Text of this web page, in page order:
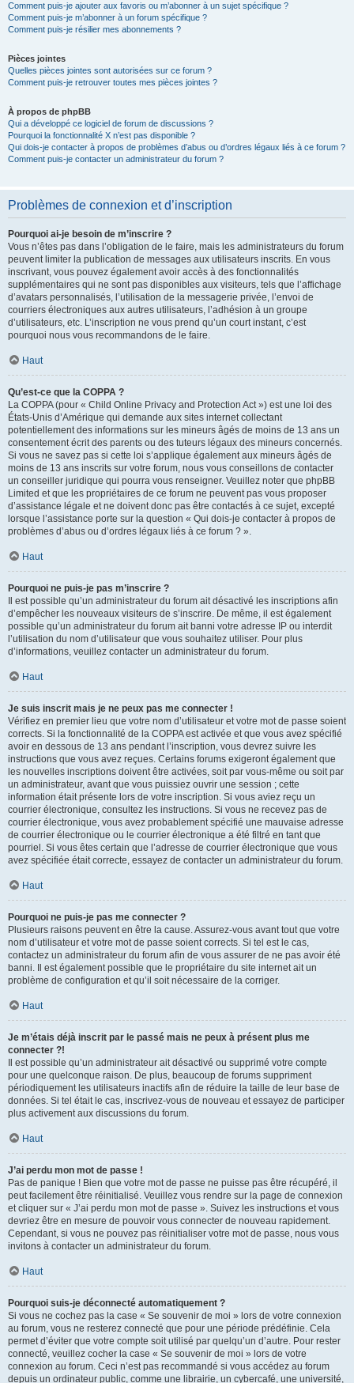
Comment puis-je ajouter aux favoris ou m’abonner à un sujet spécifique ?
Comment puis-je m’abonner à un forum spécifique ?
Comment puis-je résilier mes abonnements ?
Pièces jointes
Quelles pièces jointes sont autorisées sur ce forum ?
Comment puis-je retrouver toutes mes pièces jointes ?
À propos de phpBB
Qui a développé ce logiciel de forum de discussions ?
Pourquoi la fonctionnalité X n’est pas disponible ?
Qui dois-je contacter à propos de problèmes d’abus ou d’ordres légaux liés à ce forum ?
Comment puis-je contacter un administrateur du forum ?
Problèmes de connexion et d’inscription
Pourquoi ai-je besoin de m’inscrire ?
Vous n’êtes pas dans l’obligation de le faire, mais les administrateurs du forum
peuvent limiter la publication de messages aux utilisateurs inscrits. En vous
inscrivant, vous pouvez également avoir accès à des fonctionnalités
supplémentaires qui ne sont pas disponibles aux visiteurs, tels que l’affichage
d’avatars personnalisés, l’utilisation de la messagerie privée, l’envoi de
courriers électroniques aux autres utilisateurs, l’adhésion à un groupe
d’utilisateurs, etc. L’inscription ne vous prend qu’un court instant, c’est
pourquoi nous vous recommandons de le faire.
Haut
Qu’est-ce que la COPPA ?
La COPPA (pour « Child Online Privacy and Protection Act ») est une loi des
États-Unis d’Amérique qui demande aux sites internet collectant
potentiellement des informations sur les mineurs âgés de moins de 13 ans un
consentement écrit des parents ou des tuteurs légaux des mineurs concernés.
Si vous ne savez pas si cette loi s’applique également aux mineurs âgés de
moins de 13 ans inscrits sur votre forum, nous vous conseillons de contacter
un conseiller juridique qui pourra vous renseigner. Veuillez noter que phpBB
Limited et que les propriétaires de ce forum ne peuvent pas vous proposer
d’assistance légale et ne doivent donc pas être contactés à ce sujet, excepté
lorsque l’assistance porte sur la question « Qui dois-je contacter à propos de
problèmes d’abus ou d’ordres légaux liés à ce forum ? ».
Haut
Pourquoi ne puis-je pas m’inscrire ?
Il est possible qu’un administrateur du forum ait désactivé les inscriptions afin
d’empêcher les nouveaux visiteurs de s’inscrire. De même, il est également
possible qu’un administrateur du forum ait banni votre adresse IP ou interdit
l’utilisation du nom d’utilisateur que vous souhaitez utiliser. Pour plus
d’informations, veuillez contacter un administrateur du forum.
Haut
Je suis inscrit mais je ne peux pas me connecter !
Vérifiez en premier lieu que votre nom d’utilisateur et votre mot de passe soient
corrects. Si la fonctionnalité de la COPPA est activée et que vous avez spécifié
avoir en dessous de 13 ans pendant l’inscription, vous devrez suivre les
instructions que vous avez reçues. Certains forums exigeront également que
les nouvelles inscriptions doivent être activées, soit par vous-même ou soit par
un administrateur, avant que vous puissiez ouvrir une session ; cette
information était présente lors de votre inscription. Si vous aviez reçu un
courrier électronique, consultez les instructions. Si vous ne recevez pas de
courrier électronique, vous avez probablement spécifié une mauvaise adresse
de courrier électronique ou le courrier électronique a été filtré en tant que
pourriel. Si vous êtes certain que l’adresse de courrier électronique que vous
avez spécifiée était correcte, essayez de contacter un administrateur du forum.
Haut
Pourquoi ne puis-je pas me connecter ?
Plusieurs raisons peuvent en être la cause. Assurez-vous avant tout que votre
nom d’utilisateur et votre mot de passe soient corrects. Si tel est le cas,
contactez un administrateur du forum afin de vous assurer de ne pas avoir été
banni. Il est également possible que le propriétaire du site internet ait un
problème de configuration et qu’il soit nécessaire de la corriger.
Haut
Je m’étais déjà inscrit par le passé mais ne peux à présent plus me
connecter ?!
Il est possible qu’un administrateur ait désactivé ou supprimé votre compte
pour une quelconque raison. De plus, beaucoup de forums suppriment
périodiquement les utilisateurs inactifs afin de réduire la taille de leur base de
données. Si tel était le cas, inscrivez-vous de nouveau et essayez de participer
plus activement aux discussions du forum.
Haut
J’ai perdu mon mot de passe !
Pas de panique ! Bien que votre mot de passe ne puisse pas être récupéré, il
peut facilement être réinitialisé. Veuillez vous rendre sur la page de connexion
et cliquer sur « J’ai perdu mon mot de passe ». Suivez les instructions et vous
devriez être en mesure de pouvoir vous connecter de nouveau rapidement.
Cependant, si vous ne pouvez pas réinitialiser votre mot de passe, nous vous
invitons à contacter un administrateur du forum.
Haut
Pourquoi suis-je déconnecté automatiquement ?
Si vous ne cochez pas la case « Se souvenir de moi » lors de votre connexion
au forum, vous ne resterez connecté que pour une période prédéfinie. Cela
permet d’éviter que votre compte soit utilisé par quelqu’un d’autre. Pour rester
connecté, veuillez cocher la case « Se souvenir de moi » lors de votre
connexion au forum. Ceci n’est pas recommandé si vous accédez au forum
depuis un ordinateur public, comme une librairie, un cybercafé, une université,